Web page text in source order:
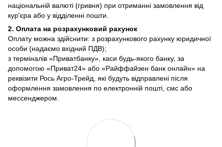
національній валюті (гривня) при отриманні замовлення від
кур'єра або у відділенні пошти.
2. Оплата на розрахунковий рахунок
Оплату можна здійснити: з розрахункового рахунку юридичної
особи (надаємо вхідний ПДВ);
з терміналів «Приватбанку», каси будь-якого банку, за
допомогою «Приват24» або «Райффайзен банк онлайн» на
реквізити Рось Агро-Трейд, які будуть відправлені після
оформлення замовлення по електронній пошті, смс або
мессенджером.